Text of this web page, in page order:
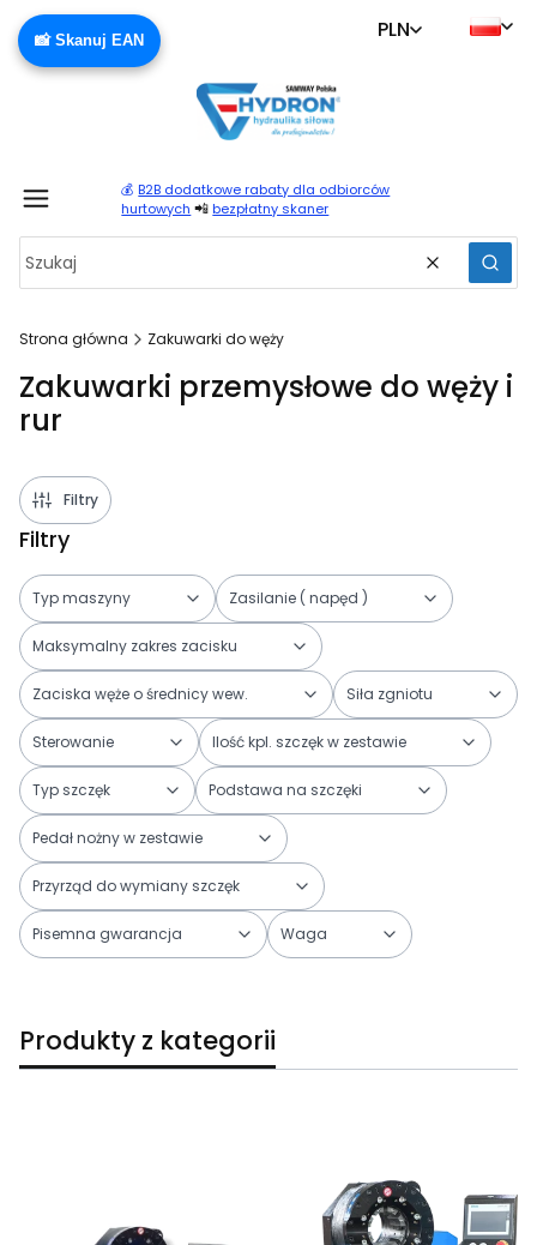
📸 Skanuj EAN PLN
💰 B2B dodatkowe rabaty dla odbiorców
hurtowych 📲 bezpłatny skaner
Wyczyść
Strona główna Zakuwarki do węży
Zakuwarki przemysłowe do węży i
rur
Filtry
Filtry
Typ maszyny Zasilanie ( napęd )
Maksymalny zakres zacisku
Zaciska węże o średnicy wew. Siła zgniotu
Sterowanie Ilość kpl. szczęk w zestawie
Typ szczęk Podstawa na szczęki
Pedał nożny w zestawie
Przyrząd do wymiany szczęk
Pisemna gwarancja Waga
Produkty z kategorii